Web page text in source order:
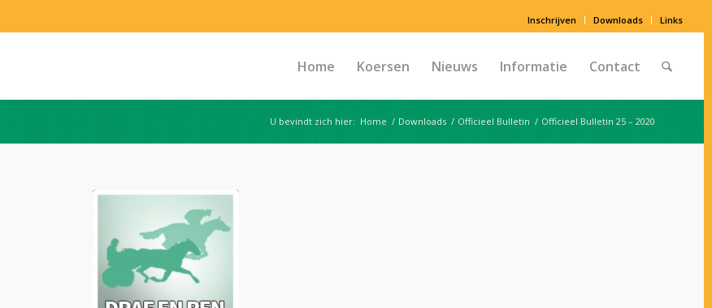
Inschrijven Downloads Links
Home Koersen Nieuws Informatie Contact
U bevindt zich hier: Home / Downloads / Officieel Bulletin / Officieel Bulletin 25 – 2020